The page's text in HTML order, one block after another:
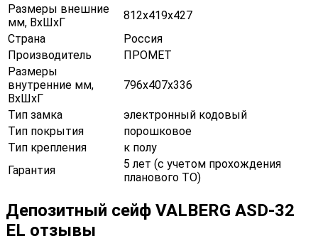
Размеры внешние
мм, ВхШхГ
812х419х427
Страна
Россия
Производитель
ПРОМЕТ
Размеры
внутренние мм,
ВхШхГ
796х407х336
Тип замка
электронный кодовый
Тип покрытия
порошковое
Тип крепления
к полу
Гарантия
5 лет (с учетом прохождения
планового ТО)
Депозитный сейф VALBERG ASD-32
EL отзывы